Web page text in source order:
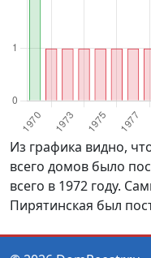
Из графика видно,
всего домов было
всего в 1972 году.
Пирятинская был